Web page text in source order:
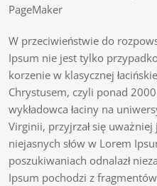
PageMaker
W przeciwieństwie do
Ipsum nie jest tylko
korzenie w klasycznej
Chrystusem, czyli ponad
wykładowca łaciny na
Virginii, przyjrzał się
niejasnych słów w Lorem
poszukiwaniach odnalazł
Ipsum pochodzi z